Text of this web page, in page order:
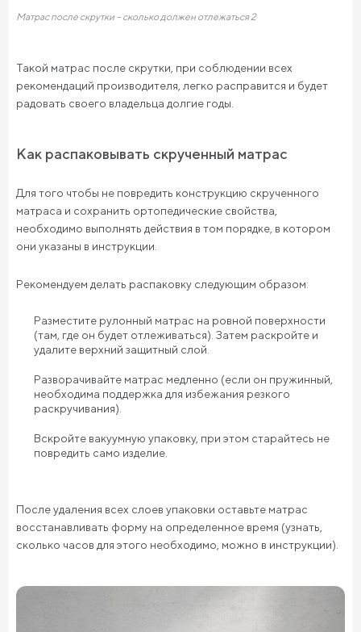
Матрас после скрутки – сколько должен отлежаться 2
Такой матрас после скрутки, при соблюдении всех
рекомендаций производителя, легко расправится и будет
радовать своего владельца долгие годы.
Как распаковывать скрученный матрас
Для того чтобы не повредить конструкцию скрученного
матраса и сохранить ортопедические свойства,
необходимо выполнять действия в том порядке, в котором
они указаны в инструкции.
Рекомендуем делать распаковку следующим образом:
Разместите рулонный матрас на ровной поверхности
(там, где он будет отлеживаться). Затем раскройте и
удалите верхний защитный слой.
Разворачивайте матрас медленно (если он пружинный,
необходима поддержка для избежания резкого
раскручивания).
Вскройте вакуумную упаковку, при этом старайтесь не
повредить само изделие.
После удаления всех слоев упаковки оставьте матрас
восстанавливать форму на определенное время (узнать,
сколько часов для этого необходимо, можно в инструкции).